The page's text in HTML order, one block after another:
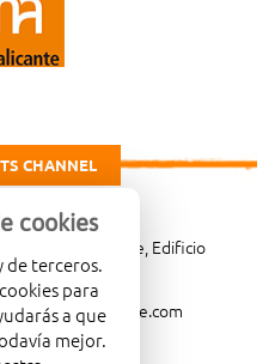
CHANNEL
4, 03007 Alicante, Edificio
planta 3ª
cookies
de terceros.
para
a que
mejor.